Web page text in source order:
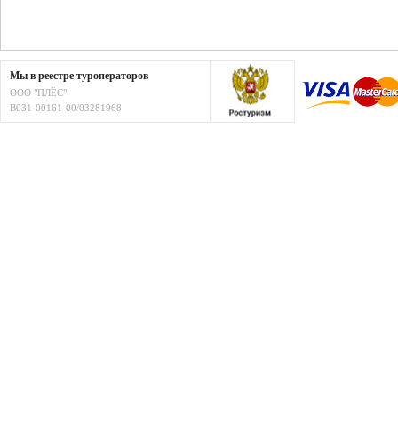
Мы в реестре туроператоров
ООО "ПЛЁС"
В031-00161-00/03281968